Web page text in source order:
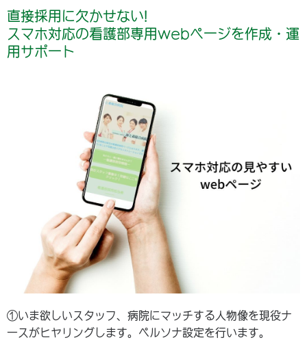
直接採用に欠かせない!
スマホ対応の看護部専用webページを作成・運
用サポート
①いま欲しいスタッフ、病院にマッチする人物像を現役ナ
ースがヒヤリングします。ペルソナ設定を行います。